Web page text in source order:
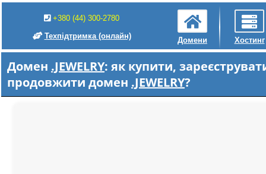
+380 (44) 300-2780
Техпідтримка (онлайн) Домени Хостинг
Домен .JEWELRY: як купити,
продовжити домен .JEWELRY?